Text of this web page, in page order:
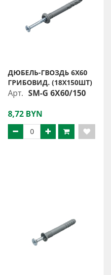
ДЮБЕЛЬ-ГВОЗДЬ 6X60
ГРИБОВИД. (18Х150ШТ)
Арт. SM-G 6X60/150
8,72 BYN